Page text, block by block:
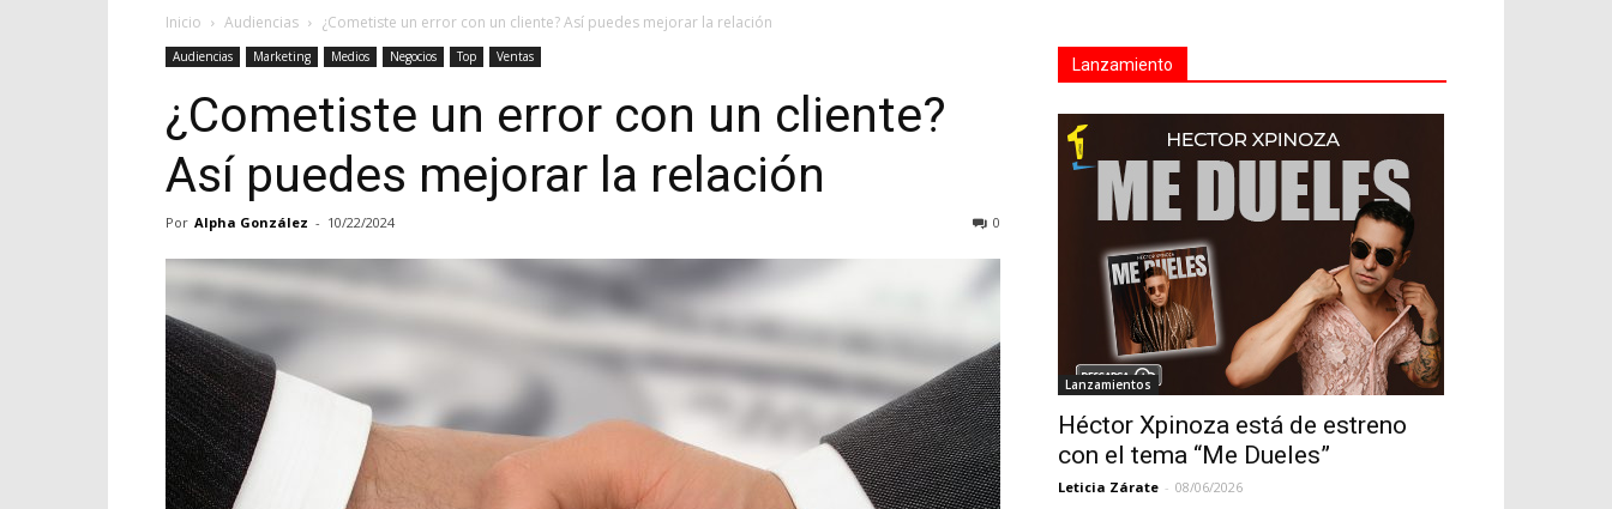
Inicio Audiencias ¿Cometiste un error con un cliente? Así puedes mejorar la relación
Audiencias Marketing Medios Negocios Top Ventas
¿Cometiste un error con un cliente?
Así puedes mejorar la relación
Por Alpha González - 10/22/2024 0
Lanzamiento
Lanzamientos
Héctor Xpinoza está de estreno
con el tema “Me Dueles”
Leticia Zárate - 08/06/2026